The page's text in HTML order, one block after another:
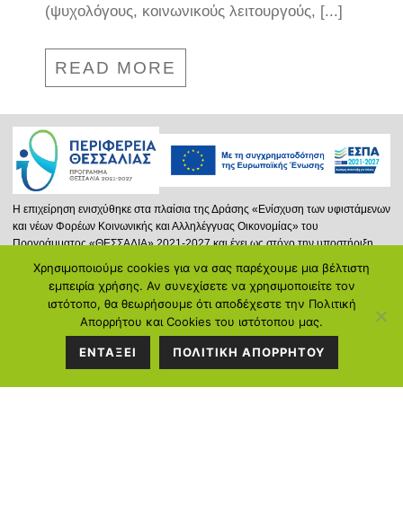
(ψυχολόγους, κοινωνικούς λειτουργούς, [...]
READ MORE
ΣΤΟΙΧΕΙΑ
ΕΠΙΚΟΙΝΩΝΙΑΣ
Διεύθυνση:Κ.Καρτάλη 297, Βόλος
Χρησιμοποιούμε cookies για να σας παρέχουμε μια βέλτιστη
εμπειρία χρήσης. Αν συνεχίσετε να χρησιμοποιείτε τον
ιστότοπο, θα θεωρήσουμε ότι αποδέχεστε την Πολιτική
Απορρήτου και Cookies του ιστότοπου μας.
ΕΝΤΑΞΕΙ ΠΟΛΙΤΙΚΗ ΑΠΟΡΡΗΤΟΥ
Η επιχείρηση ενισχύθηκε στα πλαίσια της Δράσης «Ενίσχυση των υφιστάμενων
και νέων Φορέων Κοινωνικής και Αλληλέγγυας Οικονομίας» του
Προγράμματος «ΘΕΣΣΑΛΙΑ» 2021-2027 και έχει ως στόχο την υποστήριξη
νέων ή και υφισταμένων φορέων Κ.ΑΛ.Ο. που δραστηριοποιούνται στην
Περιφέρεια Θεσσαλίας, επιδιώκοντας την προώθηση της Κοινωνικής και
Αλληλέγγυας Οικονομίας και μέσω αυτής στην ενίσχυση της απασχόλησης.
Περισσότερα...